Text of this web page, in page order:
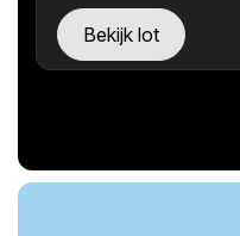
Bekijk lot